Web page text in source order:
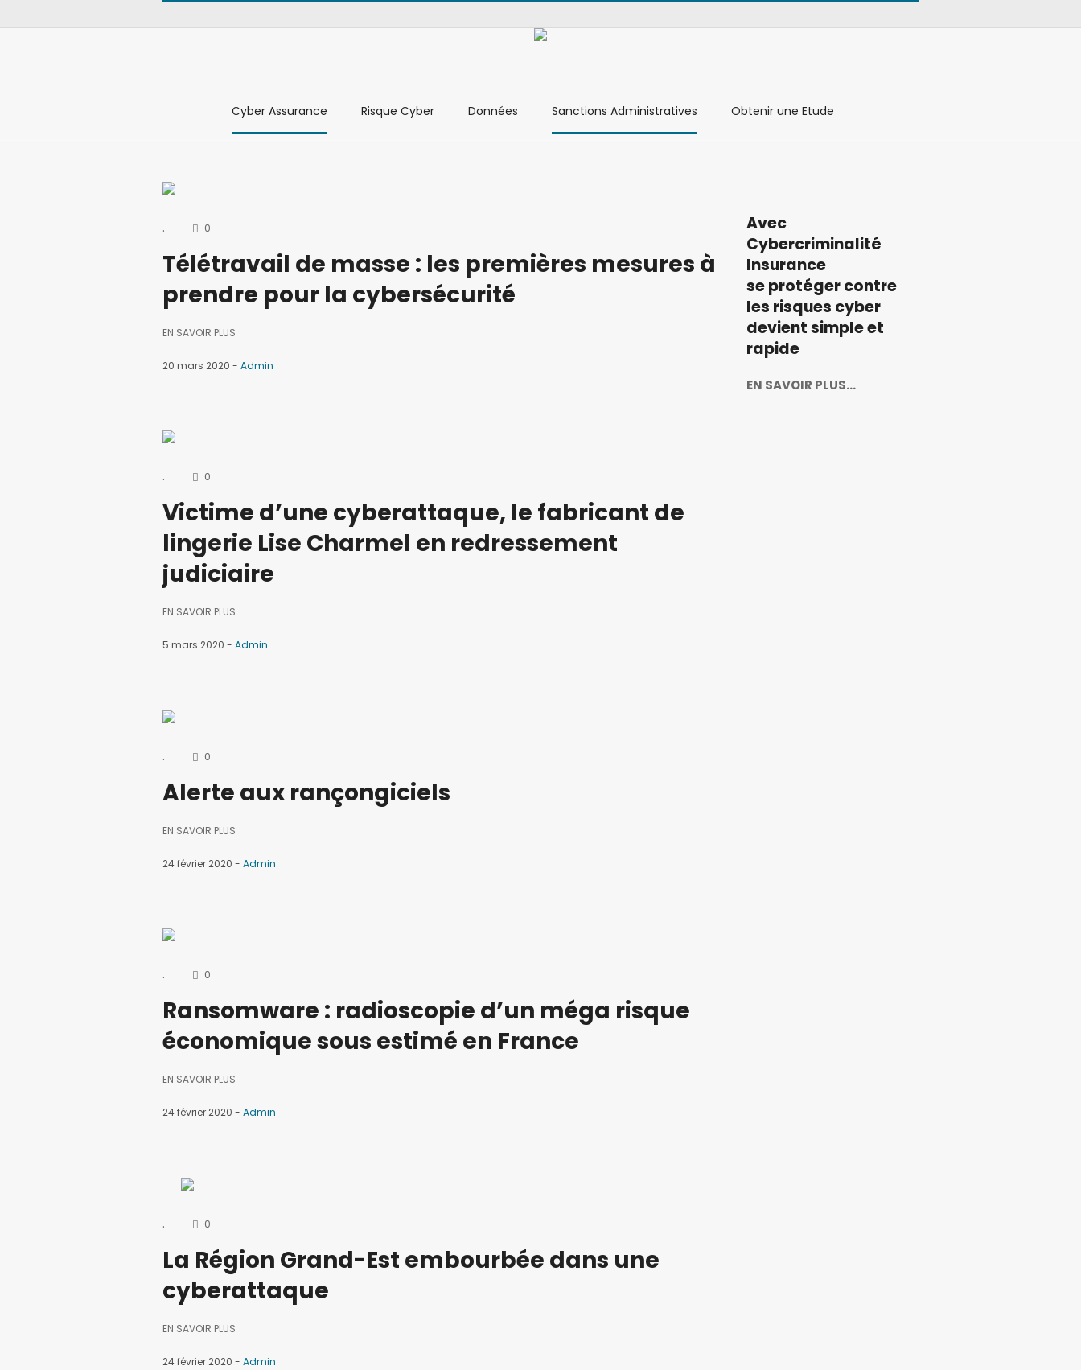
Cyber Assurance Risque Cyber Données Sanctions Administratives Obtenir une Etude
. 0
Télétravail de masse : les premières mesures à
prendre pour la cybersécurité
EN SAVOIR PLUS
20 mars 2020 Admin
. 0
Victime d’une cyberattaque, le fabricant de
lingerie Lise Charmel en redressement
judiciaire
EN SAVOIR PLUS
5 mars 2020 Admin
. 0
Alerte aux rançongiciels
EN SAVOIR PLUS
24 février 2020 Admin
. 0
Ransomware : radioscopie d’un méga risque
économique sous estimé en France
EN SAVOIR PLUS
24 février 2020 Admin
. 0
La Région Grand-Est embourbée dans une
cyberattaque
EN SAVOIR PLUS
24 février 2020 Admin
Avec
Cybercriminalité
Insurance
se protéger contre
les risques cyber
devient simple et
rapide
EN SAVOIR PLUS…